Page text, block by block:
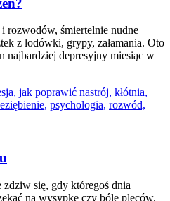
rozwodów, śmiertelnie nudne
z lodówki, grypy, załamania. Oto
najbardziej depresyjny miesiąc w
jak poprawić nastrój, kłótnia,
psychologia, rozwód,
zdziw się, gdy któregoś dnia
na wysypkę czy bóle pleców.